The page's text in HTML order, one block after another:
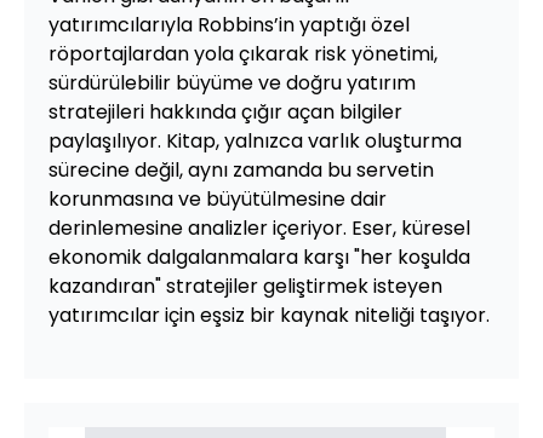
yatırımcılarıyla Robbins’in yaptığı özel
röportajlardan yola çıkarak risk yönetimi,
sürdürülebilir büyüme ve doğru yatırım
stratejileri hakkında çığır açan bilgiler
paylaşılıyor. Kitap, yalnızca varlık oluşturma
sürecine değil, aynı zamanda bu servetin
korunmasına ve büyütülmesine dair
derinlemesine analizler içeriyor. Eser, küresel
ekonomik dalgalanmalara karşı "her koşulda
kazandıran" stratejiler geliştirmek isteyen
yatırımcılar için eşsiz bir kaynak niteliği taşıyor.